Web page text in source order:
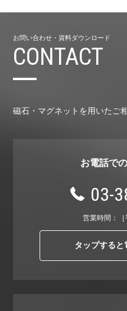
お問い合わせ・資料ダウンロード
CONTACT
磁石・マグネットを用いたご
お電話で
03-
営業時間：［
タップすると